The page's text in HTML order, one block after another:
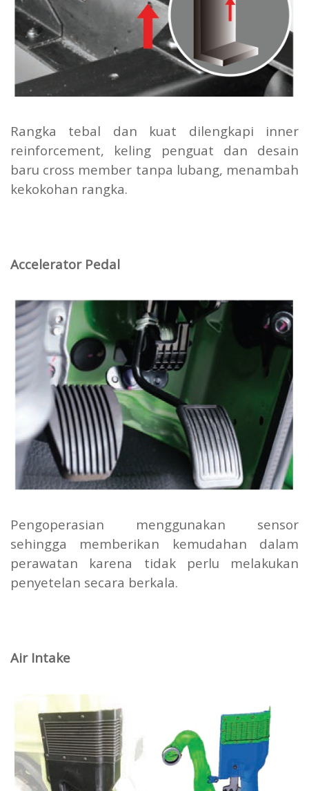
Rangka tebal dan kuat dilengkapi inner
reinforcement, keling penguat dan desain
baru cross member tanpa lubang, menambah
kekokohan rangka.
Accelerator Pedal
Pengoperasian menggunakan sensor
sehingga memberikan kemudahan dalam
perawatan karena tidak perlu melakukan
penyetelan secara berkala.
Air Intake